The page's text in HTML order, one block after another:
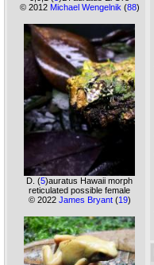
© 2012 Michael Wengelnik (88)
D. (5)auratus Hawaii morph
reticulated possible female
© 2022 James Bryant (19)